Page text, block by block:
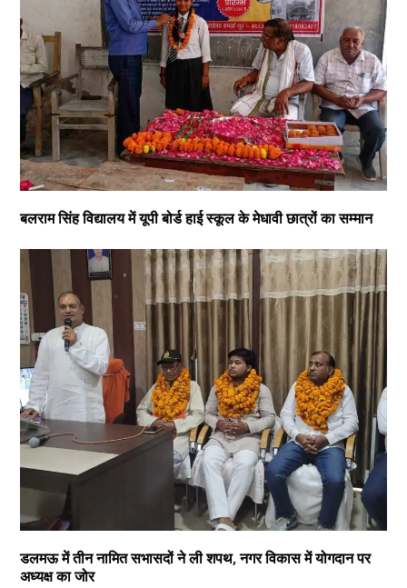
बलराम सिंह विद्यालय में यूपी बोर्ड हाई स्कूल के मेधावी छात्रों का सम्मान
डलमऊ में तीन नामित सभासदों ने ली शपथ, नगर विकास में योगदान पर
अध्यक्ष का जोर